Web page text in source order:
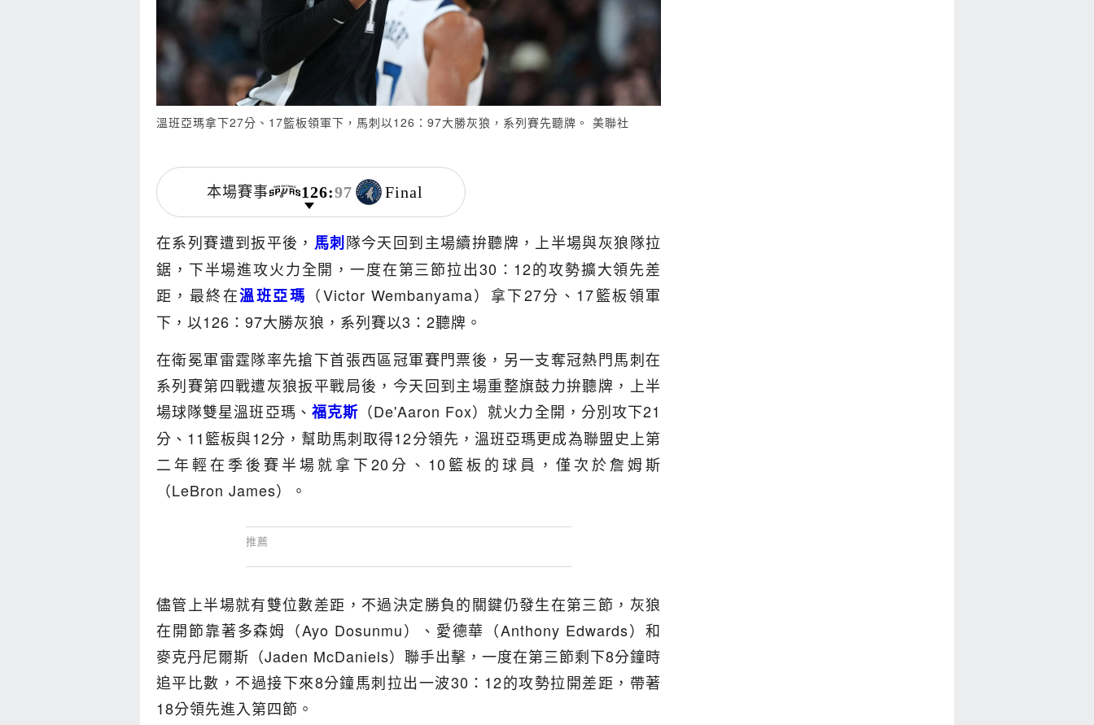
溫班亞瑪拿下27分、17籃板領軍下，馬刺以126：97大勝灰狼，系列賽先聽牌。 美聯社
本場賽事 126:97 Final
在系列賽遭到扳平後， 馬刺 隊今天回到主場續拚聽牌，上半場與灰狼隊拉
鋸，下半場進攻火力全開，一度在第三節拉出30：12的攻勢擴大領先差
距，最終在溫班亞瑪 （Victor Wembanyama）拿下27分、17籃板領軍
下，以126：97大勝灰狼，系列賽以3：2聽牌。
在衛冕軍雷霆隊率先搶下首張西區冠軍賽門票後，另一支奪冠熱門馬刺在
系列賽第四戰遭灰狼扳平戰局後，今天回到主場重整旗鼓力拚聽牌，上半
場球隊雙星溫班亞瑪、 福克斯 （De'Aaron Fox）就火力全開，分別攻下21
分、11籃板與12分，幫助馬刺取得12分領先，溫班亞瑪更成為聯盟史上第
二年輕在季後賽半場就拿下20分、10籃板的球員，僅次於詹姆斯
（LeBron James）。
儘管上半場就有雙位數差距，不過決定勝負的關鍵仍發生在第三節，灰狼
在開節靠著多森姆（Ayo Dosunmu）、愛德華（Anthony Edwards）和
麥克丹尼爾斯（Jaden McDaniels）聯手出擊，一度在第三節剩下8分鐘時
追平比數，不過接下來8分鐘馬刺拉出一波30：12的攻勢拉開差距，帶著
18分領先進入第四節。